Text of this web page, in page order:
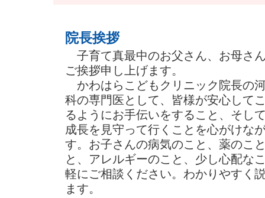
院長挨拶
子育て真最中のお父さん、お母さ
ご挨拶申し上げます。
かわはらこどもクリニック院長の
科の専門医として、皆様が安心して
るようにお手伝いをすること、そし
成長を見守って行くことを心がけな
す。お子さんの病気のこと、薬のこ
と、アレルギーのこと、少し心配な
軽にご相談ください。わかりやすく
ます。